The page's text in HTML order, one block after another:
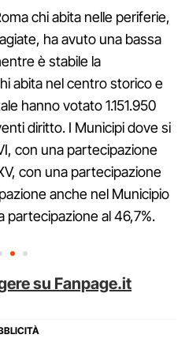
chi abita nelle periferie,
ha avuto una bassa
è stabile la
abita nel centro storico e
hanno votato 1.151.950
diritto. I Municipi dove si
con una partecipazione
con una partecipazione
anche nel Municipio
partecipazione al 46,7%.
su Fanpage.it